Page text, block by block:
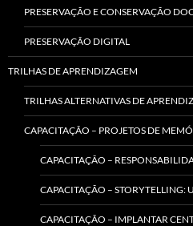
PRESERVAÇÃO E CONSERVAÇÃO
PRESERVAÇÃO DIGITAL
TRILHAS DE APRENDIZAGEM
TRILHAS ALTERNATIVAS DE
CAPACITAÇÃO – PROJETOS DE
CAPACITAÇÃO –
CAPACITAÇÃO – STORYTELLING:
CAPACITAÇÃO – IMPLANTAR